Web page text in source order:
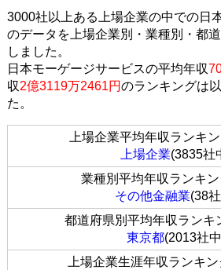
3000社以上ある上場企業の中での日
のデータを上場企業別・業種別・都
しました。
日本モーゲージサービスの平均年収
収2億3119万2461円のランキングは
た。
上場企業平均年収ランキ
上場企業(3835社
業種別平均年収ランキン
その他金融業(38
都道府県別平均年収ランキ
東京都(2013社
上場企業生涯年収ランキン